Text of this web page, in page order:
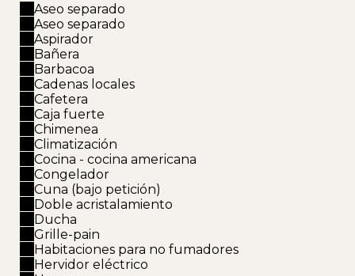
Aseo separado
Aseo separado
Aspirador
Bañera
Barbacoa
Cadenas locales
Cafetera
Caja fuerte
Chimenea
Climatización
Cocina - cocina americana
Congelador
Cuna (bajo petición)
Doble acristalamiento
Ducha
Grille-pain
Habitaciones para no fumadores
Hervidor eléctrico